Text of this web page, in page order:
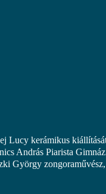
Lucy kerámikus
András Piarista
György zongoraművész,